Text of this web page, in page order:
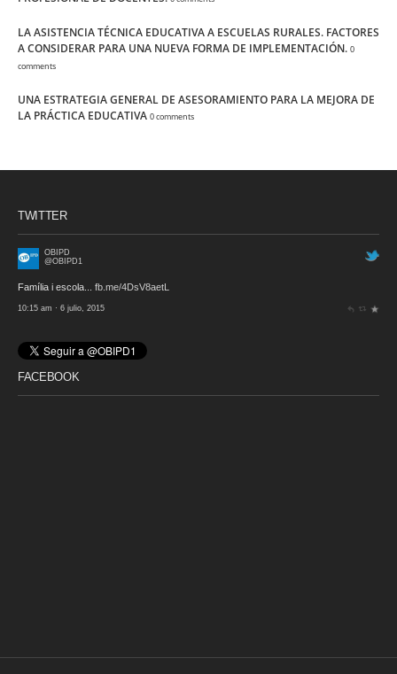
LA ASISTENCIA TÉCNICA EDUCATIVA A ESCUELAS RURALES. FACTORES
A CONSIDERAR PARA UNA NUEVA FORMA DE IMPLEMENTACIÓN. 0
comments
UNA ESTRATEGIA GENERAL DE ASESORAMIENTO PARA LA MEJORA DE
LA PRÁCTICA EDUCATIVA 0 comments
TWITTER
OBIPD
@OBIPD1
Família i escola... fb.me/4DsV8aetL
10:15 am · 6 julio, 2015
FACEBOOK